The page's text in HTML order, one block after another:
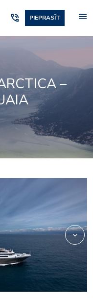
phone_in_talk PIEPRASĪT menu
–